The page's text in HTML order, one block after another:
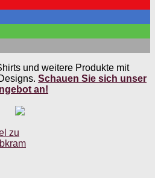
und weitere Produkte mit
Schauen Sie sich unser
an!
zu